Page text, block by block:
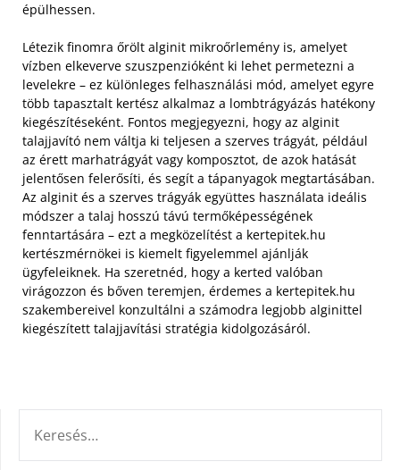
épülhessen.
Létezik finomra őrölt alginit mikroőrlemény is, amelyet
vízben elkeverve szuszpenzióként ki lehet permetezni a
levelekre – ez különleges felhasználási mód, amelyet egyre
több tapasztalt kertész alkalmaz a lombtrágyázás hatékony
kiegészítéseként. Fontos megjegyezni, hogy az alginit
talajjavító nem váltja ki teljesen a szerves trágyát, például
az érett marhatrágyát vagy komposztot, de azok hatását
jelentősen felerősíti, és segít a tápanyagok megtartásában.
Az alginit és a szerves trágyák együttes használata ideális
módszer a talaj hosszú távú termőképességének
fenntartására – ezt a megközelítést a kertepitek.hu
kertészmérnökei is kiemelt figyelemmel ajánlják
ügyfeleiknek. Ha szeretnéd, hogy a kerted valóban
virágozzon és bőven teremjen, érdemes a kertepitek.hu
szakembereivel konzultálni a számodra legjobb alginittel
kiegészített talajjavítási stratégia kidolgozásáról.